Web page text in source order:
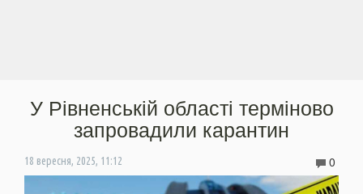
У Рівненській області терміново
запровадили карантин
18 вересня, 2025, 11:12 0